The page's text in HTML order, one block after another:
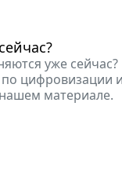
уже сейчас?
цифровизации и
материале.